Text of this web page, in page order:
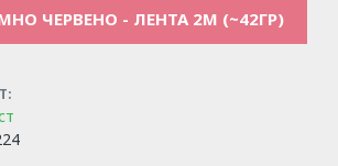
ЧЕРВЕНО - ЛЕНТА 2М (~42ГР)